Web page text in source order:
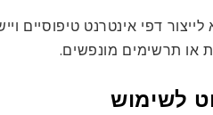
או תרשימים מונפשים.
לשימוש